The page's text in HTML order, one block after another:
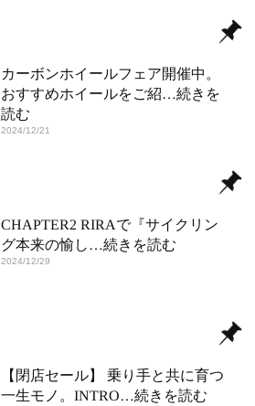
カーボンホイールフェア開催中。
おすすめホイールをご紹…続きを
読む
2024/12/21
CHAPTER2 RIRAで『サイクリン
グ本来の愉し …続きを読む
2024/12/29
【閉店セール】 乗り手と共に育つ
一生モノ。INTRO…続きを読む